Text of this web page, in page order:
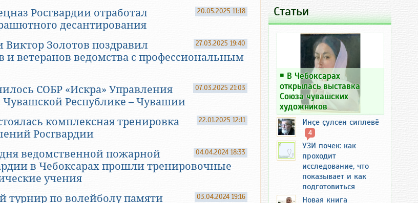
20.05.2025 11:18
Росгвардии отработал
десантирования
27.03.2025 19:40
Виктор Золотов поздравил
и ветеранов ведомства с профессиональным
07.03.2025 21:03
СОБР «Искра» Управления
Чувашской Республике – Чувашии
22.01.2025 12:11
комплексная тренировка
Росгвардии
04.04.2024 18:33
ведомственной пожарной
в Чебоксарах прошли тренировочные
учения
03.04.2024 19:16
турнир по волейболу памяти
Статьи
￭ В Чебоксарах
открылась выставка
Союза чувашских
художников
Инҫе ҫулсен сиплевӗ
4
УЗИ почек: как
проходит
исследование, что
показывает и как
подготовиться
Новая книга